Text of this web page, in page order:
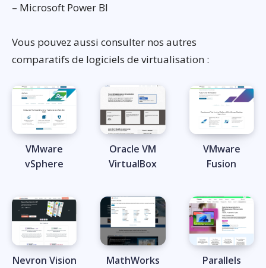
– Microsoft Power BI
Vous pouvez aussi consulter nos autres
comparatifs de logiciels de virtualisation :
VMware
vSphere
Oracle VM
VirtualBox
VMware
Fusion
Nevron Vision MathWorks Parallels